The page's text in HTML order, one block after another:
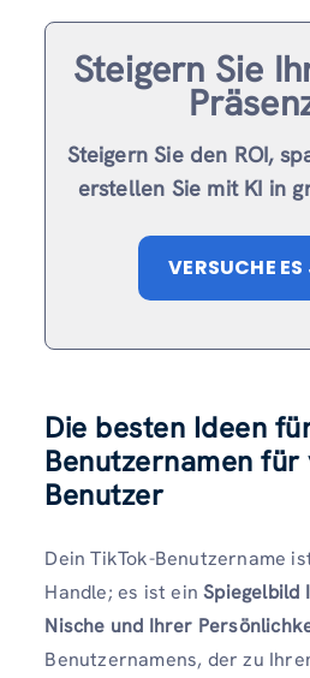
Steigern Sie
Steigern Sie den ROI,
erstellen Sie mit KI in
VERSUCHE
Die besten Ideen
Benutzernamen
Benutzer
Dein TikTok-Benutzername
Handle; es ist einSpiegelbild
Nische und Ihrer
Benutzernamens, der zu